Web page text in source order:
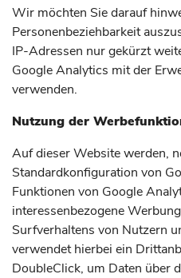
Wir möchten Sie darauf
Personenbeziehbarkeit
IP-Adressen nur gekürzt
Google Analytics mit der
verwenden.
Nutzung der
Auf dieser Website werden,
Standardkonfiguration von
Funktionen von Google
interessenbezogene
Surfverhaltens von Nutzern
verwendet hierbei ein
DoubleClick, um Daten über